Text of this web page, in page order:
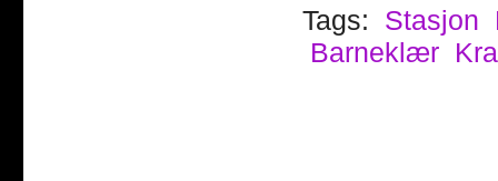
Tags:
Stasjon
Barneklær